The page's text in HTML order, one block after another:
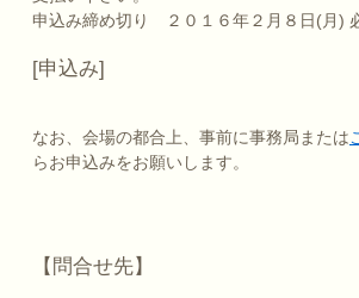
申込み締め切り ２０１６年２月８日(月)
[申込み]
なお、会場の都合上、事前に事務局または
らお申込みをお願いします。
【問合せ先】